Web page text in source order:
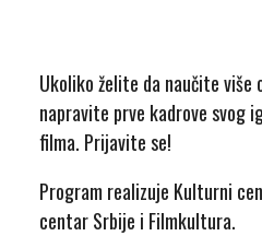
Ukoliko želite da naučite
napravite prve kadrove svog
filma. Prijavite se!
Program realizuje Kulturni
centar Srbije i Filmkultura.